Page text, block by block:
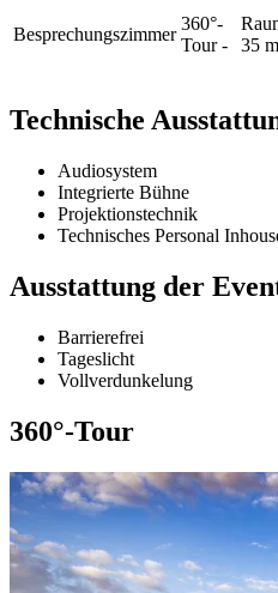
Besprechungszimmer
360°-
Tour-
35
Technische
Audiosystem
Integrierte Bühne
Projektionstechnik
Technisches Personal
Ausstattung der
Barrierefrei
Tageslicht
Vollverdunkelung
360°-Tour